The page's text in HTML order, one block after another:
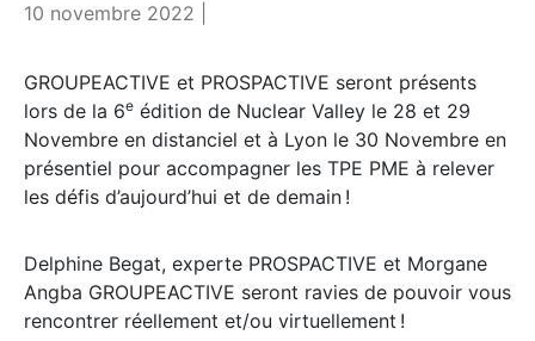
10 novembre 2022 |
GROUPEACTIVE et PROSPACTIVE seront présents
lors de la 6e édition de Nuclear Valley le 28 et 29
Novembre en distanciel et à Lyon le 30 Novembre en
présentiel pour accompagner les TPE PME à relever
les défis d’aujourd’hui et de demain !
Delphine Begat, experte PROSPACTIVE et Morgane
Angba GROUPEACTIVE seront ravies de pouvoir vous
rencontrer réellement et/ou virtuellement !